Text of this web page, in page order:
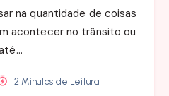
na quantidade de coisas
acontecer no trânsito ou
2 Minutos de Leitura